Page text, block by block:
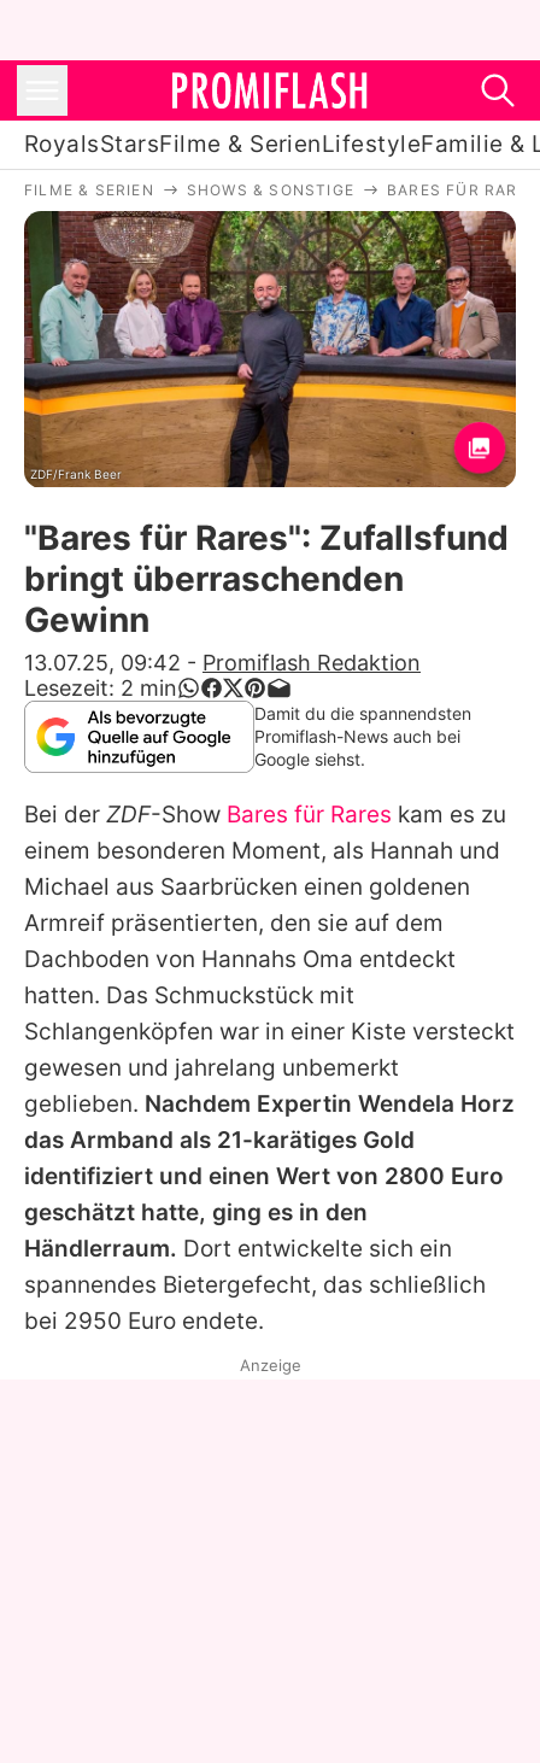
RoyalsStarsFilme & SerienLifestyleFamilie &
Royals
Stars
Filme & Serien
Lifestyle
Familie & Liebe
Promiflash Exklusiv
Alle Themen auf Promiflash
App runterladen
Team
Redaktionelle Richtlinien
Impressum
Datenschutzerklärung
Nutzungsbedingungen
Utiq verwalten
FILME & SERIEN SHOWS & SONSTIGE BARES FÜR RARES
ZDF/Frank Beer
"Bares für Rares": Zufallsfund
bringt überraschenden
Gewinn
13.07.25, 09:42 - Promiflash Redaktion
Lesezeit: 2 min
Damit du die spannendsten
Promiflash-News auch bei
Google siehst.
Bei der ZDF-Show Bares für Rares kam es zu
einem besonderen Moment, als Hannah und
Michael aus Saarbrücken einen goldenen
Armreif präsentierten, den sie auf dem
Dachboden von Hannahs Oma entdeckt
hatten. Das Schmuckstück mit
Schlangenköpfen war in einer Kiste versteckt
gewesen und jahrelang unbemerkt
geblieben. Nachdem Expertin Wendela Horz
das Armband als 21-karätiges Gold
identifiziert und einen Wert von 2800 Euro
geschätzt hatte, ging es in den
Händlerraum. Dort entwickelte sich ein
spannendes Bietergefecht, das schließlich
bei 2950 Euro endete.
Anzeige